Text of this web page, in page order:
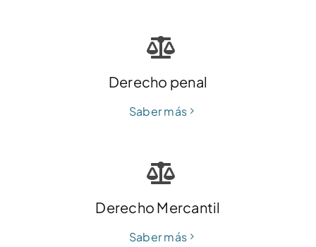
Derecho penal
Saber más
Derecho Mercantil
Saber más